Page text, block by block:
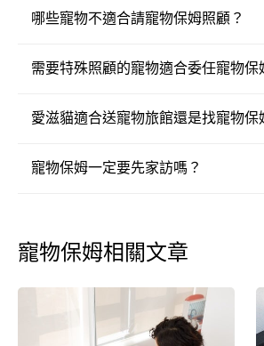
哪些寵物不適合請寵物保姆照顧？
需要特殊照顧的寵物適合委任寵物保
愛滋貓適合送寵物旅館還是找寵物保
寵物保姆一定要先家訪嗎？
寵物保姆相關文章